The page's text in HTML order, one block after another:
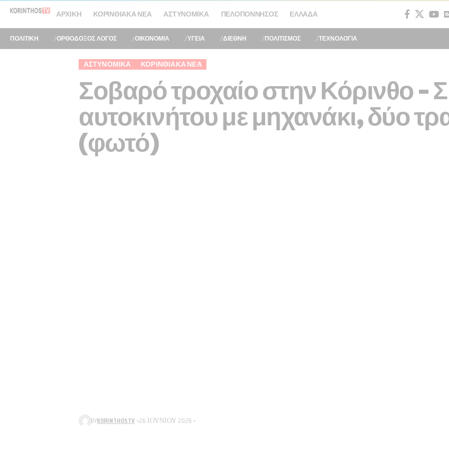
ΑΡΧΙΚΉ ΚΟΡΙΝΘΙΑΚΆ ΝΈΑ ΑΣΤΥΝΟΜΙΚΆ ΠΕΛΟΠΌΝΝΗΣΟΣ ΕΛΛΆΔΑ
ΠΟΛΙΤΙΚΗ ΟΡΘΟΔΟΞΟΣ ΛΟΓΟΣ ΟΙΚΟΝΟΜΙΑ ΥΓΕΙΑ ΔΙΕΘΝΗ ΠΟΛΙΤΙΣΜΟΣ ΤΕΧΝΟΛΟΓΙΑ
ΑΣΤΥΝΟΜΙΚΆ ΚΟΡΙΝΘΙΑΚΆ ΝΈΑ
Σοβαρό τροχαίο στην Κόρινθο –
αυτοκινήτου με μηχανάκι, δύο
(φωτό)
BYKORINTHOSTV 26 ΙΟΥΝΊΟΥ 2026